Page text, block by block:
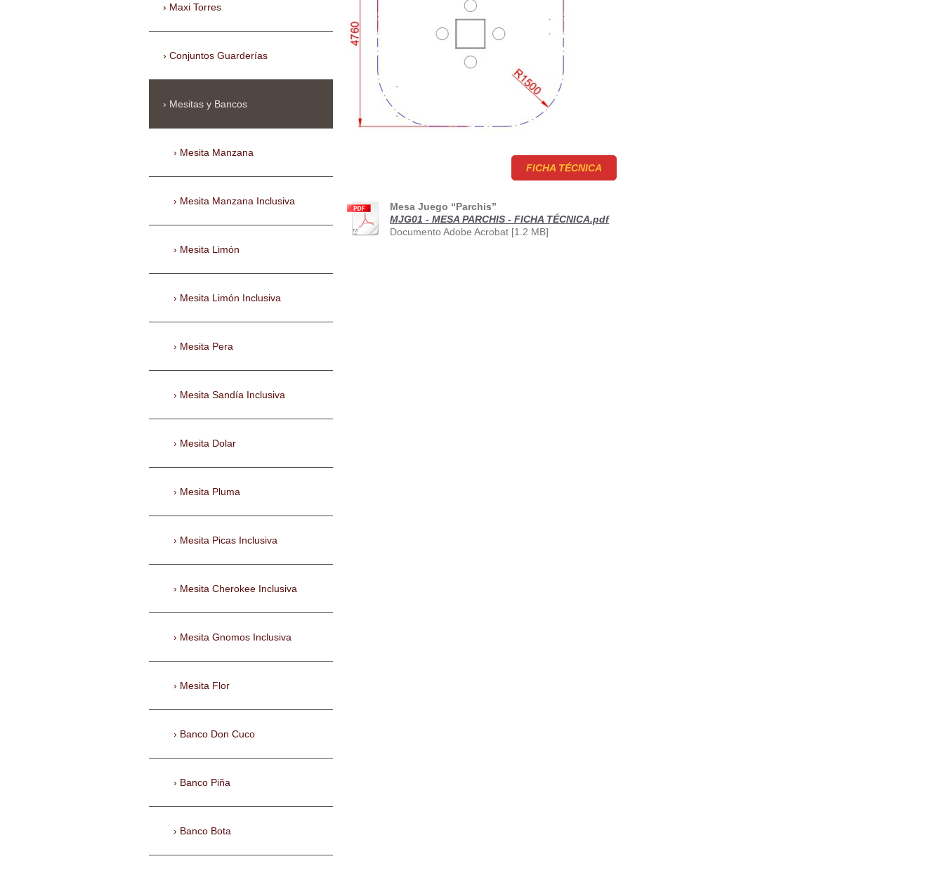
FICHA TÉCNICA
Mesa Juego “Parchis”
MJG01 - MESA PARCHIS - FICHA TÉCNICA.pdf
Documento Adobe Acrobat [1.2 MB]
Maxi Torres
Conjuntos Guarderías
Mesitas y Bancos
Mesita Manzana
Mesita Manzana Inclusiva
Mesita Limón
Mesita Limón Inclusiva
Mesita Pera
Mesita Sandía Inclusiva
Mesita Dolar
Mesita Pluma
Mesita Picas Inclusiva
Mesita Cherokee Inclusiva
Mesita Gnomos Inclusiva
Mesita Flor
Banco Don Cuco
Banco Piña
Banco Bota